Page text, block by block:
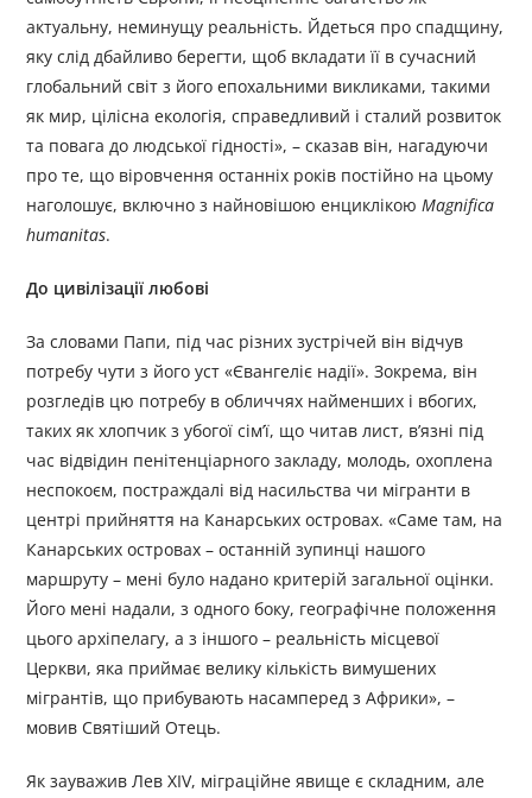
актуальну, неминущу реальність. Йдеться про спадщину,
яку слід дбайливо берегти, щоб вкладати її в сучасний
глобальний світ з його епохальними викликами, такими
як мир, цілісна екологія, справедливий і сталий розвиток
та повага до людської гідності», – сказав він, нагадуючи
про те, що віровчення останніх років постійно на цьому
наголошує, включно з найновішою енциклікоюMagnifica
humanitas.
До цивілізації любові
За словами Папи, під час різних зустрічей він відчув
потребу чути з його уст «Євангеліє надії». Зокрема, він
розгледів цю потребу в обличчях найменших і вбогих,
таких як хлопчик з убогої сім’ї, що читав лист, в’язні під
час відвідин пенітенціарного закладу, молодь, охоплена
неспокоєм, постраждалі від насильства чи мігранти в
центрі прийняття на Канарських островах. «Саме там, на
Канарських островах – останній зупинці нашого
маршруту – мені було надано критерій загальної оцінки.
Його мені надали, з одного боку, географічне положення
цього архіпелагу, а з іншого – реальність місцевої
Церкви, яка приймає велику кількість вимушених
мігрантів, що прибувають насамперед з Африки», –
мовив Святіший Отець.
Як зауважив Лев XIV, міграційне явище є складним, але